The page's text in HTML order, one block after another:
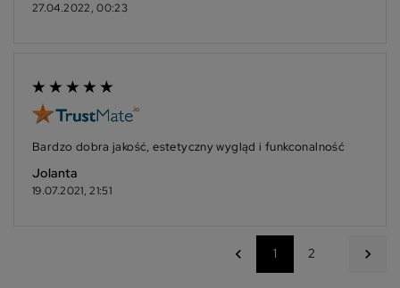
27.04.2022, 00:23
Bardzo dobra jakość, estetyczny wygląd i funkconalność
Jolanta
19.07.2021, 21:51
chevron_left 1 2 chevron_right